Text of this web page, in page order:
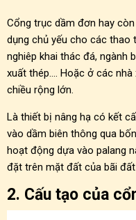
Cổng trục dầm đơn hay
dụng chủ yếu cho các thao
nghiêp khai thác đá, ngành
xuất thép…. Hoặc ở các
chiều rộng lớn.
Là thiết bị nâng hạ có kết
vào dầm biên thông qua
hoạt động dựa vào palang
đặt trên mặt đất của bãi
2. Cấu tạo của